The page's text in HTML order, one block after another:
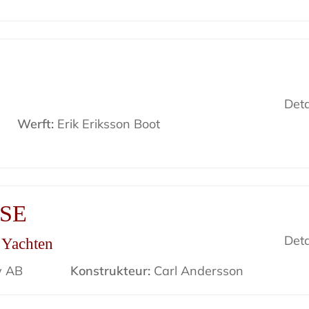
Werft:Erik Eriksson Boot
AB Konstrukteur:Carl Andersson